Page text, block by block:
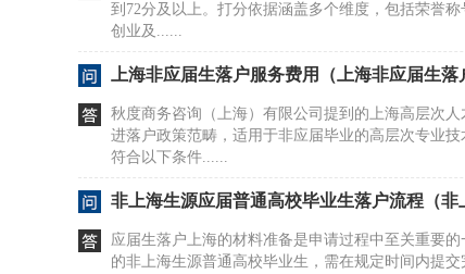
到72分及以上。打分依据涵盖多个维度，包括荣誉
创业及......
上海非应届生落户服务费用（上海非应届生落
秋度商务咨询（上海）有限公司提到的上海高层次人
进落户政策范畴，适用于非应届毕业的高层次专业技
符合以下条件......
非上海生源应届普通高校毕业生落户流程（非
应届生落户上海的材料准备是申请过程中至关重要
的非上海生源普通高校毕业生，需在规定时间内提